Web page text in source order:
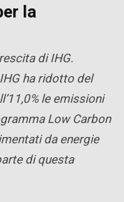
la
di IHG.
ha ridotto del
le emissioni
Low Carbon
da energie
di questa